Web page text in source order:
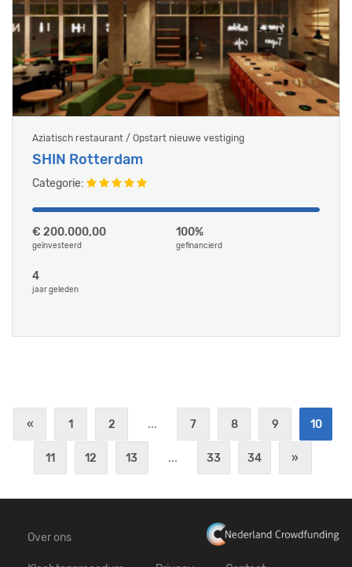
Aziatisch restaurant / Opstart nieuwe vestiging
SHIN Rotterdam
Categorie:
€ 200.000,00
geïnvesteerd
100%
gefinancierd
4
jaar geleden
« 1 2 ... 7 8 9 10
11 12 13 ... 33 34 »
Over ons